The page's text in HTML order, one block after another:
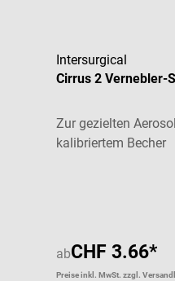
Intersurgical
Cirrus 2 Vernebler-
Zur gezielten
kalibriertem Becher
abCHF 3.66*
Preise inkl. MwSt. zzgl.